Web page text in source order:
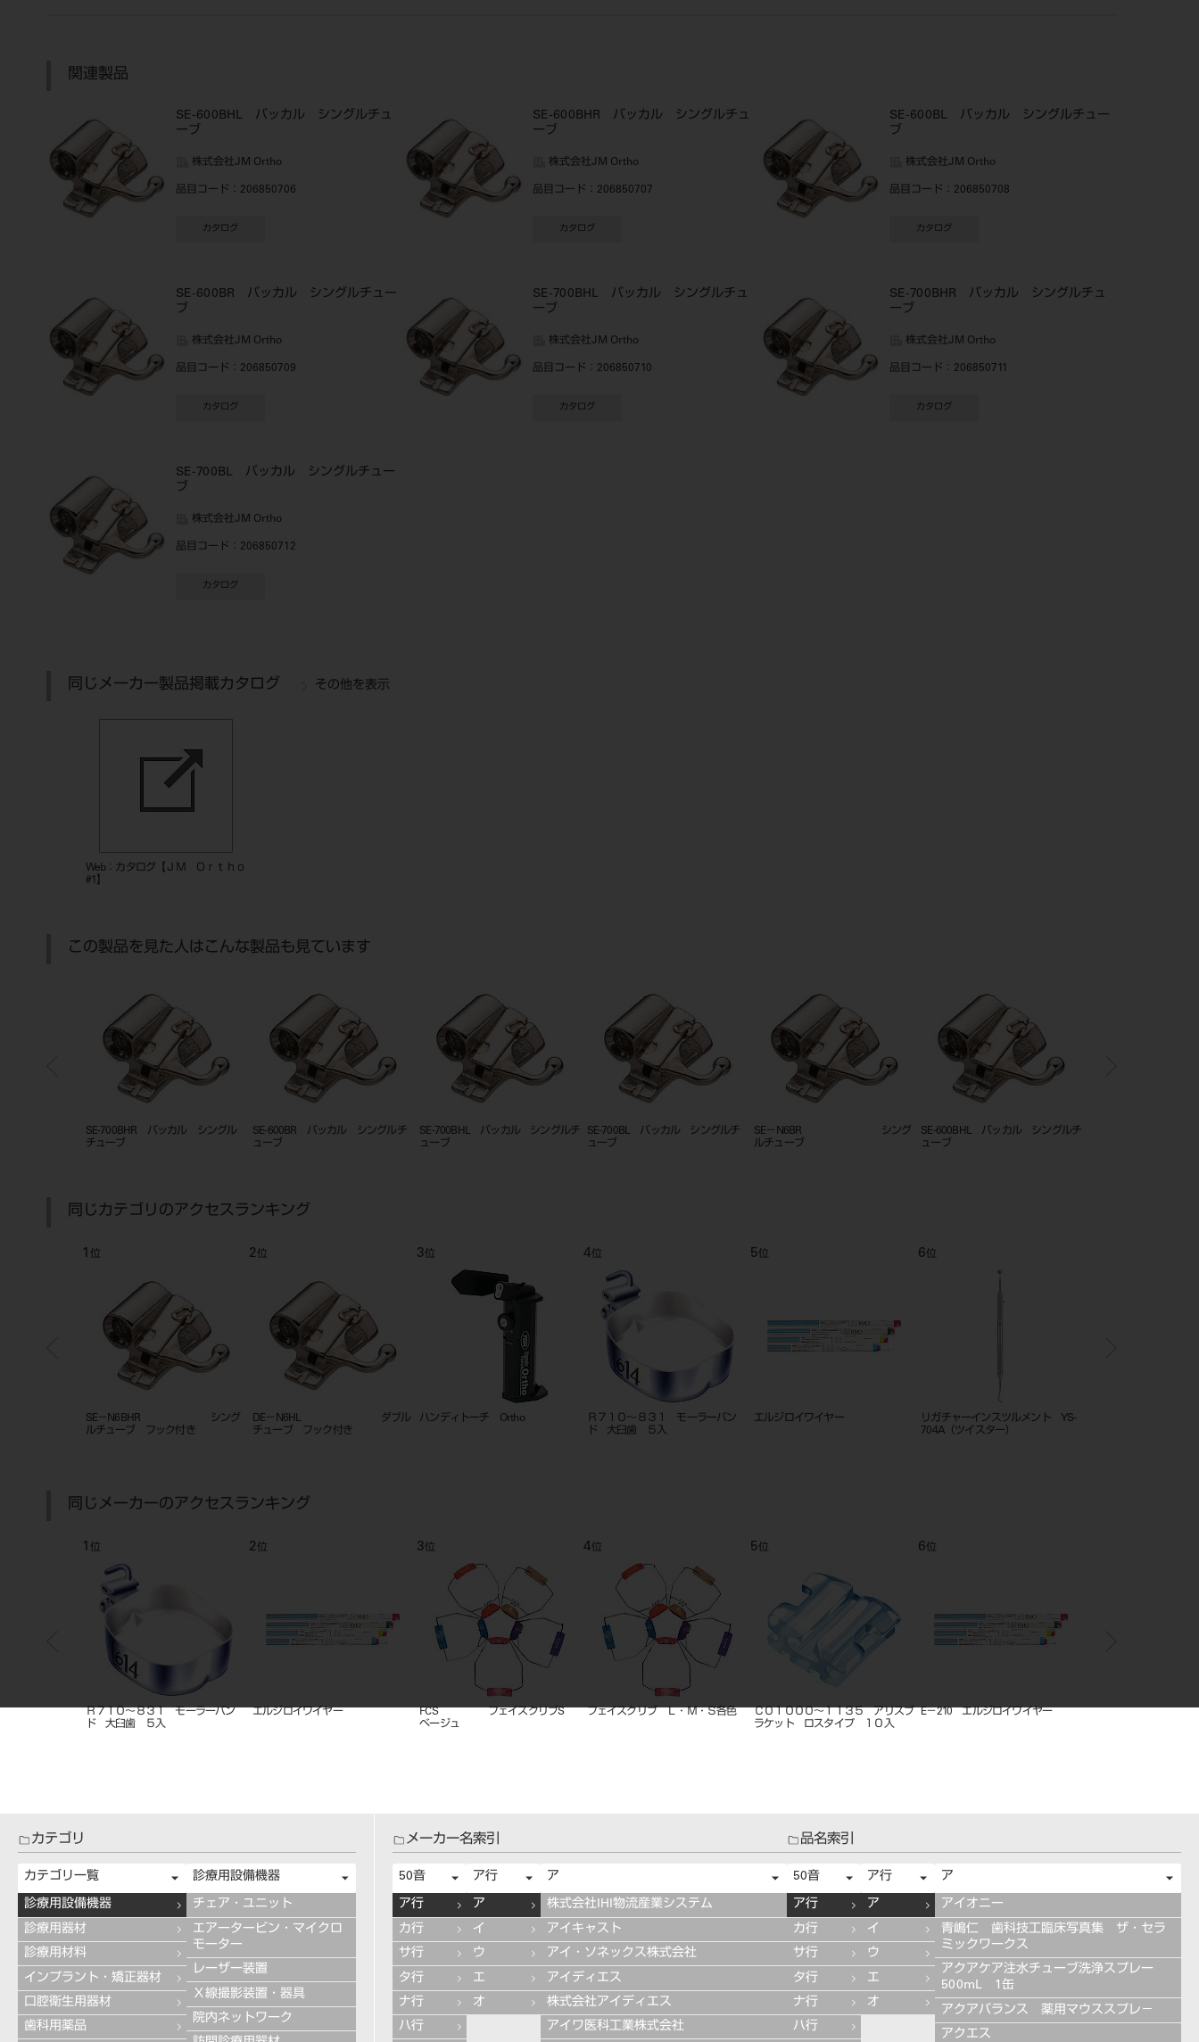
関連製品
SE-600BHL バッカル シングルチュ
ーブ
株式会社JM Ortho
品目コード ：206850706
カタログ
SE-600BHR バッカル シングルチュ
ーブ
株式会社JM Ortho
品目コード ：206850707
カタログ
SE-600BL バッカル シングルチュー
ブ
株式会社JM Ortho
品目コード ：206850708
カタログ
SE-600BR バッカル シングルチュー
ブ
株式会社JM Ortho
品目コード ：206850709
カタログ
SE-700BHL バッカル シングルチュ
ーブ
株式会社JM Ortho
品目コード ：206850710
カタログ
SE-700BHR バッカル シングルチュ
ーブ
株式会社JM Ortho
品目コード ：206850711
カタログ
SE-700BL バッカル シングルチュー
ブ
株式会社JM Ortho
品目コード ：206850712
カタログ
同じメーカー製品掲載カタログ その他を表示
Web：カタログ【ＪＭ Ｏｒｔｈｏ
#1】
この製品を見た人はこんな製品も見ています
SE-600BHR バッカル シングル
チューブ
ＳＥ－Ｎ６ＢＬ，ＢＲ シングルチ
ューブ
SE-600BL バッカル シングルチ
ューブ
SE－N6HL シング
ルチューブ フック付き
SE-700BHR バッカル シングル
チューブ
SE-600BR バッカル シングルチ
ューブ
同じカテゴリのアクセスランキング
7 位
FCS フェイスクリブS
ベージュ
8 位
ハンディトーチ用 ガスボンベ ２
２７６７
9位
フェイスクリブ Ｌ・Ｍ・Ｓ各色
10位
Ｃ０１０００～１１３５ アリスブ
ラケット ロスタイプ １０入
11位
E－210 エルジロイワイヤー
12位
フェイスクリブ 交換用ゲルライナ
ー チンカップ用、レストパッド用
同じメーカーのアクセスランキング
7 位
バイオスター Ⅶ
8 位
フェイスクリブ 交換用ゲルライナ
9位
ホルステリ20RM
10位
矯正用コンパクトキャビネット
11位
ＣＯＡ５０８０ ＣＯＡ５ 訪問サ
ポート （別途交通費）
12位
Ａ－７００４～７０３０ オーソノ
カテゴリ
カテゴリ一覧
診療用設備機器
診療用器材
診療用材料
インプラント・矯正器材
口腔衛生用器材
歯科用薬品
診療用設備機器
チェア・ユニット
エアータービン・マイクロ
モーター
レーザー装置
Ｘ線撮影装置・器具
院内ネットワーク
メーカー名索引
50音
ア行
カ行
サ行
タ行
ナ行
ハ行
ア行
ア
イ
ウ
エ
オ
ア
株式会社IHI物流産業システム
アイキャスト
アイ・ソネックス株式会社
アイディエス
株式会社アイディエス
アイワ医科工業株式会社
品名索引
50音
ア行
カ行
サ行
タ行
ナ行
ハ行
ア行
ア
イ
ウ
エ
オ
ア
アイオニー
青嶋仁 歯科技工臨床写真集 ザ・セラ
ミックワークス
アクアケア注水チューブ洗浄スプレー
500mL 1缶
アクアバランス 薬用マウススプレ－
アクエス